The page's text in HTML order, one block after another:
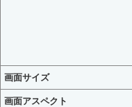
画面サイズ
画面アスペクト